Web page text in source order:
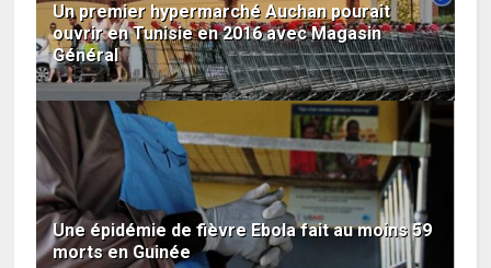
Un premier hypermarché Auchan pourait
ouvrir en Tunisie en 2016 avec Magasin
Général
Une épidémie de fièvre Ebola fait au moins 59
morts en Guinée